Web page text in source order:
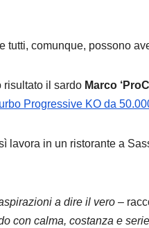
tutti, comunque, possono
risultato il sardo Marco
Progressive KO da
lavora in un ristorante a
a dire il vero –
con calma, costanza e